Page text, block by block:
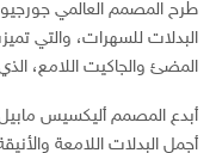
البدلات للسهرات، والتي
المضئ والجاكيت اللامع،
أجمل البدلات اللامعة